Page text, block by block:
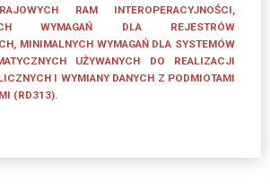
RAM INTEROPERACYJNOŚCI,
WYMAGAŃ DLA REJESTRÓW
MINIMALNYCH WYMAGAŃ DLA SYSTEMÓW
UŻYWANYCH DO REALIZACJI
I WYMIANY DANYCH Z PODMIOTAMI
(RD313).